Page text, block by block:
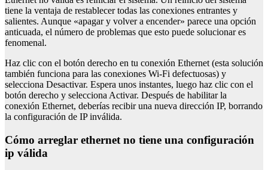
tiene la ventaja de restablecer todas las conexiones entrantes y
salientes. Aunque «apagar y volver a encender» parece una opción
anticuada, el número de problemas que esto puede solucionar es
fenomenal.
Haz clic con el botón derecho en tu conexión Ethernet (esta solución
también funciona para las conexiones Wi-Fi defectuosas) y
selecciona Desactivar. Espera unos instantes, luego haz clic con el
botón derecho y selecciona Activar. Después de habilitar la
conexión Ethernet, deberías recibir una nueva dirección IP, borrando
la configuración de IP inválida.
Cómo arreglar ethernet no tiene una configuración
ip válida